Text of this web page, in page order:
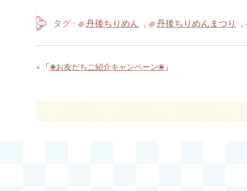
タグ : 丹後ちりめん , 丹後ちりめんまつり ,
「 ❀お友だちご紹介キャンペーン❀ 」